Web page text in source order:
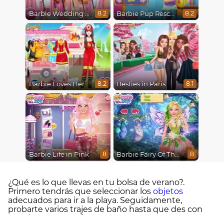
Barbie Wedding Fun 8.2 Barbie Pup Rescue 8.2
Barbie Loves Her Job 8.2 Besties in Paris 8.1
Barbie Life in Pink 8 Barbie Fairy Of The Woods 8
¿Qué es lo que llevas en tu bolsa de verano?.
Primero tendrás que seleccionar los objetos
adecuados para ir a la playa. Seguidamente,
probarte varios trajes de baño hasta que des con